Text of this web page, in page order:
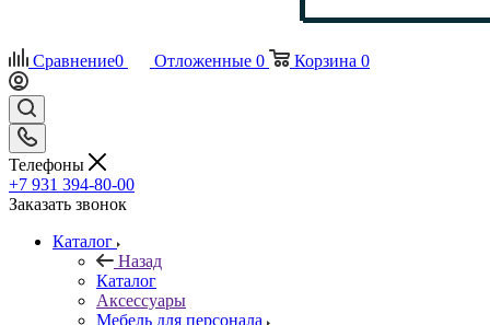
Сравнение0 Отложенные 0 Корзина 0
Телефоны
+7 931 394-80-00
Заказать звонок
Каталог
Назад
Каталог
Аксессуары
Мебель для персонала